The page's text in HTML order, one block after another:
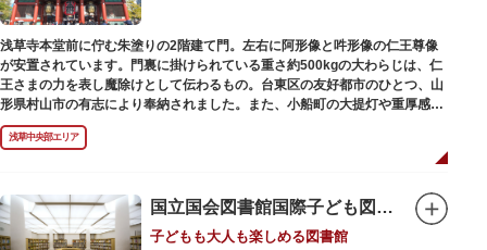
浅草寺本堂前に佇む朱塗りの2階建て門。左右に阿形像と吽形像の仁王尊像
が安置されています。門裏に掛けられている重さ約500kgの大わらじは、仁
王さまの力を表し魔除けとして伝わるもの。台東区の友好都市のひとつ、山
形県村山市の有志により奉納されました。また、小船町の大提灯や重厚感あ
ふれる吊灯篭も存在感を放ち、参拝客を迎えてくれます。
宝蔵門は、平安時代、武蔵守に任命された平公雅（たいらのきみまさ）によ
在の門は1964年にホテルニューオオタニ創始者・大谷米太郎の寄進により本
瓦葺きで再建された（2007年チタン瓦に葺き替え）楼門です。上層部には仏
教の経典である『元版⼀切経（げんばんいっさいきょう）』や寺宝が収蔵さ
浅草中央部エリア
国立国会図書館国際子ども図書館
子どもも大人も楽しめる図書館